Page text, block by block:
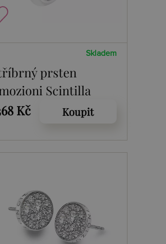
Skladem
prsten
Scintilla
Peace
Kč Koupit